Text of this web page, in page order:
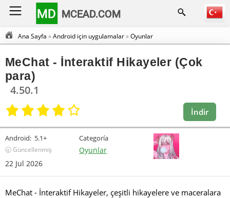
MD MCEAD.COM
Ana Sayfa »Android için uygulamalar»Oyunlar
MeChat - İnteraktif Hikayeler (Çok
para)
4.50.1
İndir
Android: 5.1+
🕣 Güncellenmiş
22 Jul 2026
Categoría
Oyunlar
MeChat - İnteraktif Hikayeler, çeşitli hikayelere ve maceralara